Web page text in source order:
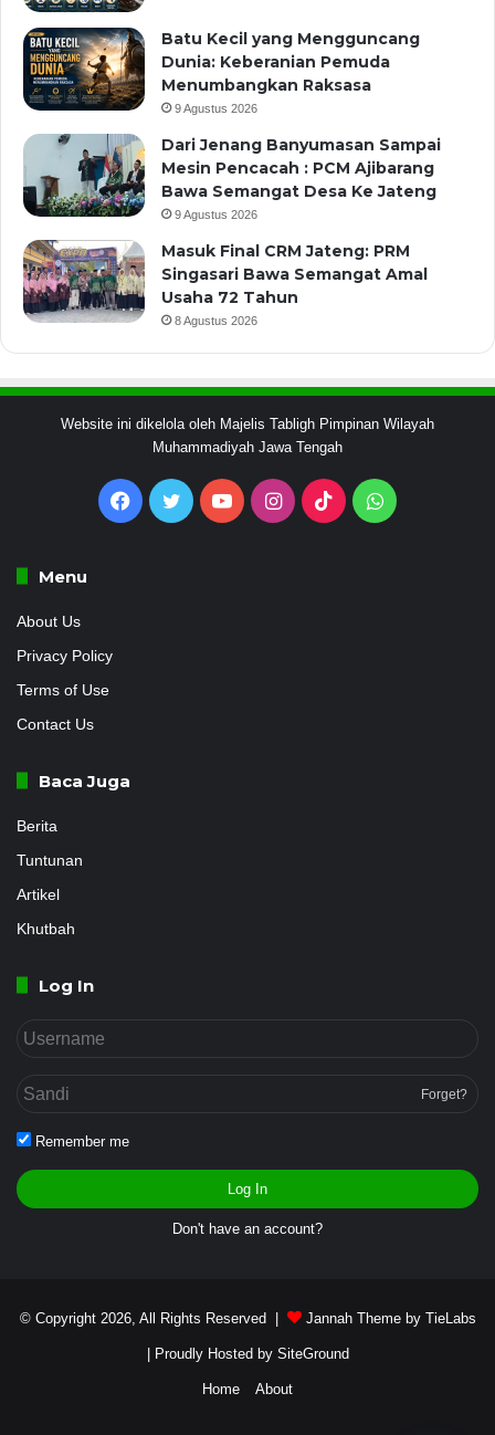
Batu Kecil yang Mengguncang
Dunia: Keberanian Pemuda
Menumbangkan Raksasa
9 Agustus 2026
Dari Jenang Banyumasan Sampai
Mesin Pencacah : PCM Ajibarang
Bawa Semangat Desa Ke Jateng
9 Agustus 2026
Masuk Final CRM Jateng: PRM
Singasari Bawa Semangat Amal
Usaha 72 Tahun
8 Agustus 2026
Website ini dikelola oleh Majelis Tabligh Pimpinan Wilayah
Muhammadiyah Jawa Tengah
Facebook
Twitter YouTubeInstagram
TikTokWhatsApp
Menu
About Us
Privacy Policy
Terms of Use
Contact Us
Baca Juga
Berita
Tuntunan
Artikel
Khutbah
Log In
Forget?
Remember me
Log In
Don't have an account?
© Copyright 2026, All Rights Reserved | Jannah Theme by TieLabs
| Proudly Hosted by SiteGround
Home About